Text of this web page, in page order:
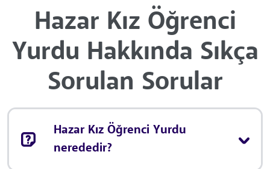
Hazar Kız Öğrenci
Yurdu Hakkında Sıkça
Sorulan Sorular
Hazar Kız Öğrenci Yurdu
nerededir?